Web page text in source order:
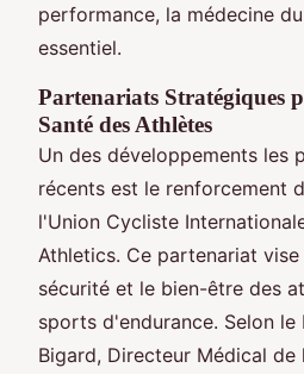
performance, la médecine
essentiel.
Partenariats Stratégiques
Santé des Athlètes
Un des développements les
récents est le renforcement
l'Union Cycliste
Athletics. Ce partenariat
sécurité et le bien-être des
sports d'endurance. Selon le
Bigard, Directeur Médical de